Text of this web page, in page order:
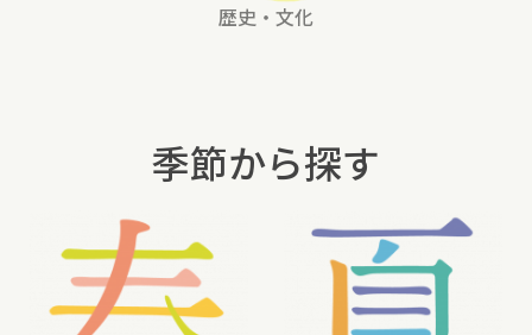
歴史・文化
季節から探す